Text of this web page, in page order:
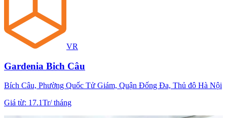
VR
Gardenia Bich Câu
Bích Câu, Phường Quốc Tử Giám, Quận Đống Đa, Thủ đô Hà Nội
Giá từ: 17.1Tr/tháng